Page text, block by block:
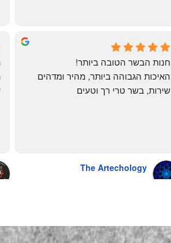
שי
4 months ago
The Artechology
חנות הבשר הטובה ביותר!
האיכות הגבוהה ביותר, מהיר ומדהים
שירות, בשר טרי רך וטעים